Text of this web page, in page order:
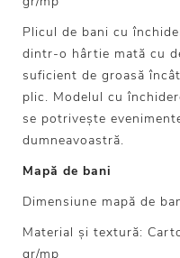
Plicul de bani cu
dintr-o hârtie mată cu
suficient de groasă
plic. Modelul cu
se potrivește
dumneavoastră.
Mapă de bani
Dimensiune mapă de
Material și textură:
gr/mp